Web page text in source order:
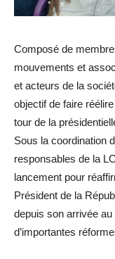
Composé de
mouvements et
et acteurs de la
objectif de faire
tour de la
Sous la coordination
responsables de la
lancement pour
Président de la
depuis son arrivée
d’importantes